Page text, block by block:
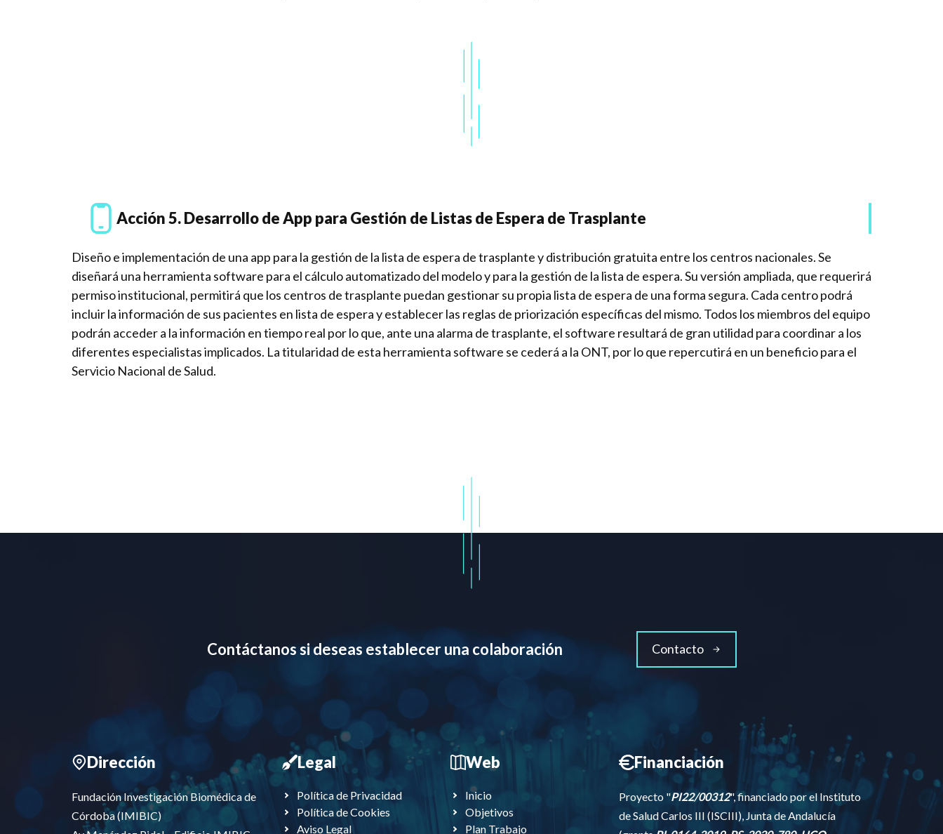
Acción 5. Desarrollo de App para Gestión de Listas de Espera de Trasplante
Diseño e implementación de una app para la gestión de la lista de espera de trasplante y distribución gratuita entre los centros nacionales. Se
diseñará una herramienta software para el cálculo automatizado del modelo y para la gestión de la lista de espera. Su versión ampliada, que requerirá
permiso institucional, permitirá que los centros de trasplante puedan gestionar su propia lista de espera de una forma segura. Cada centro podrá
incluir la información de sus pacientes en lista de espera y establecer las reglas de priorización específicas del mismo. Todos los miembros del equipo
podrán acceder a la información en tiempo real por lo que, ante una alarma de trasplante, el software resultará de gran utilidad para coordinar a los
diferentes especialistas implicados. La titularidad de esta herramienta software se cederá a la ONT, por lo que repercutirá en un beneficio para el
Servicio Nacional de Salud.
Contáctanos si deseas establecer una colaboración Contacto
Dirección
Fundación Investigación Biomédica de
Córdoba (IMIBIC)
Legal
Política de Privacidad
Política de Cookies
Aviso Legal
Web
Inicio
Objetivos
Plan Trabajo
Financiación
Proyecto "PI22/00312", financiado por el Instituto
de Salud Carlos III (ISCIII), Junta de Andalucía